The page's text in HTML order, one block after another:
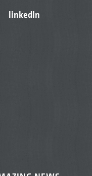
linkedIn